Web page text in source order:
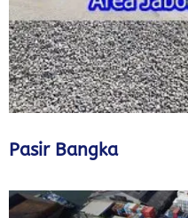
Pasir Bangka